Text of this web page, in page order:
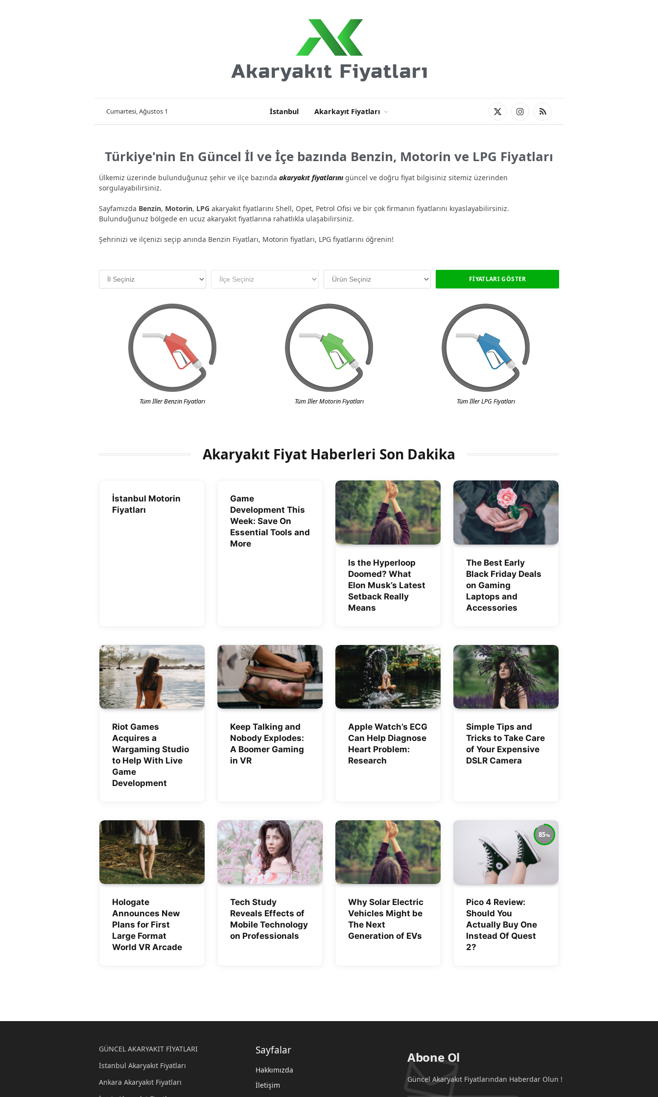
Cumartesi, Ağustos 1 İstanbul Akarkayıt Fiyatları
X
(Twitter)
Instagram
RSS
Türkiye'nin En Güncel İl ve İçe bazında Benzin, Motorin ve LPG Fiyatları
Ülkemiz üzerinde bulunduğunuz şehir ve ilçe bazında akaryakıt fiyatlarını güncel ve doğru fiyat bilgisiniz sitemiz üzerinden
sorgulayabilirsiniz.
Sayfamızda Benzin, Motorin, LPG akaryakıt fiyatlarını Shell, Opet, Petrol Ofisi ve bir çok firmanın fiyatlarını kıyaslayabilirsiniz.
Bulunduğunuz bölgede en ucuz akaryakıt fiyatlarına rahatlıkla ulaşabilirsiniz.
Şehrinizi ve ilçenizi seçip anında Benzin Fiyatları, Motorin fiyatları, LPG fiyatlarını öğrenin!
Tüm İller Benzin Fiyatları Tüm İller Motorin Fiyatları Tüm İller LPG Fiyatları
Akaryakıt Fiyat Haberleri Son Dakika
İstanbul Motorin
Fiyatları
Game
Development This
Week: Save On
Essential Tools and
More
Is the Hyperloop
Doomed? What
Elon Musk’s Latest
Setback Really
Means
The Best Early
Black Friday Deals
on Gaming
Laptops and
Accessories
Riot Games
Acquires a
Wargaming Studio
to Help With Live
Game
Development
Keep Talking and
Nobody Explodes:
A Boomer Gaming
in VR
Apple Watch’s ECG
Can Help Diagnose
Heart Problem:
Research
Simple Tips and
Tricks to Take Care
of Your Expensive
DSLR Camera
Hologate
Announces New
Plans for First
Large Format
World VR Arcade
Tech Study
Reveals Effects of
Mobile Technology
on Professionals
Why Solar Electric
Vehicles Might be
The Next
Generation of EVs
85
Pico 4 Review:
Should You
Actually Buy One
Instead Of Quest
2?
GÜNCEL AKARYAKIT FİYATLARI
İstanbul Akaryakıt Fiyatları
Ankara Akaryakıt Fiyatları
Sayfalar
Hakkımızda
İletişim
Abone Ol
Güncel Akaryakıt Fiyatlarından Haberdar Olun !